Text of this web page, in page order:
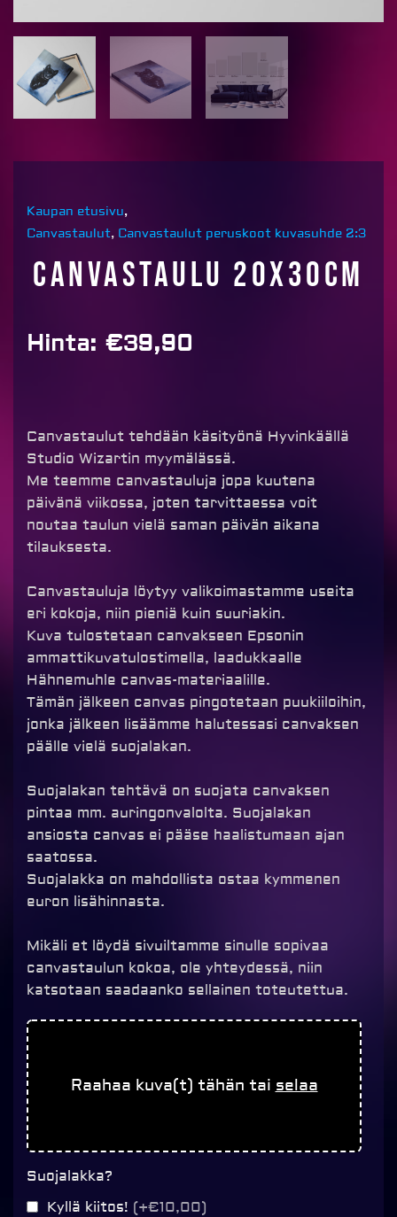
Kaupan etusivu,
Canvastaulut, Canvastaulut peruskoot kuvasuhde 2:3
Canvastaulu 20x30cm
Hinta: €39,90
Canvastaulut tehdään käsityönä Hyvinkäällä
Studio Wizartin myymälässä.
Me teemme canvastauluja jopa kuutena
päivänä viikossa, joten tarvittaessa voit
noutaa taulun vielä saman päivän aikana
tilauksesta.
Canvastauluja löytyy valikoimastamme useita
eri kokoja, niin pieniä kuin suuriakin.
Kuva tulostetaan canvakseen Epsonin
ammattikuvatulostimella, laadukkaalle
Hähnemuhle canvas-materiaalille.
Tämän jälkeen canvas pingotetaan puukiiloihin,
jonka jälkeen lisäämme halutessasi canvaksen
päälle vielä suojalakan.
Suojalakan tehtävä on suojata canvaksen
pintaa mm. auringonvalolta. Suojalakan
ansiosta canvas ei pääse haalistumaan ajan
saatossa.
Suojalakka on mahdollista ostaa kymmenen
euron lisähinnasta.
Mikäli et löydä sivuiltamme sinulle sopivaa
canvastaulun kokoa, ole yhteydessä, niin
katsotaan saadaanko sellainen toteutettua.
Raahaa kuva(t) tähän tai selaa
Suojalakka?
Kyllä kiitos! (+€10,00)
Canvastaulu
20x30cm
määrä